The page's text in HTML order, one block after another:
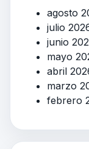
agosto
julio
junio
mayo
abril
marzo
febrero